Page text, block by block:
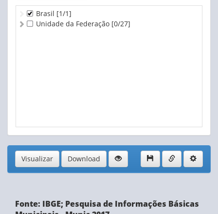
Brasil [1/1]
Unidade da Federação [0/27]
Visualizar Download
Fonte: IBGE; Pesquisa de Informações Básicas